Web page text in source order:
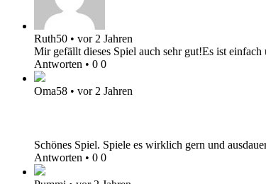
Ruth50 • vor 2 Jahren
Mir gefällt dieses Spiel auch sehr gut!Es ist
Antworten • 0 0
Oma58 • vor 2 Jahren
Schönes Spiel. Spiele es wirklich gern und
Antworten • 0 0